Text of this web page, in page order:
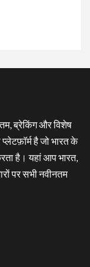
ब्रेकिंग और विशेष
है जो भारत के
है। यहां आप भारत,
पर सभी नवीनतम